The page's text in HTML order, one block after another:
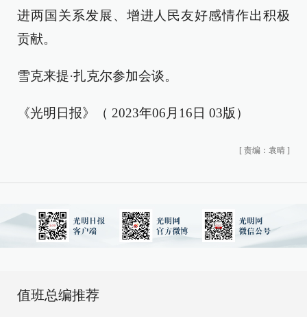
进两国关系发展、增进人民友好感情作出积极
贡献。
雪克来提·扎克尔参加会谈。
《光明日报》（ 2023年06月16日 03版）
[ 责编：袁晴 ]
值班总编推荐